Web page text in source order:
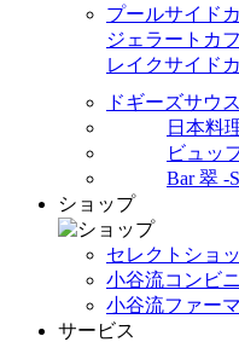
プールサイド
ジェラートカ
レイクサイド
ドギーズサウス
日本料
ビュッ
Bar 翠 -
ショップ
セレクトショ
小谷流コンビ
小谷流ファー
サービス